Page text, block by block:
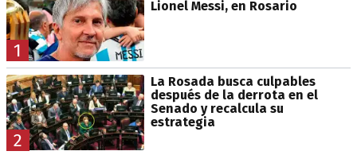
1
Lionel Messi, en Rosario
2
La Rosada busca culpables
después de la derrota en el
Senado y recalcula su
estrategia